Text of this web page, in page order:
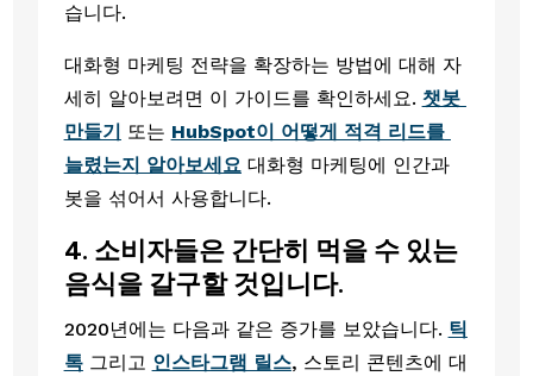
습니다.
대화형 마케팅 전략을 확장하는 방법에 대해 자
세히 알아보려면 이 가이드를 확인하세요. 챗봇
만들기
또는 HubSpot이 어떻게 적격 리드를
늘렸는지 알아보세요 대화형 마케팅에 인간과
봇을 섞어서 사용합니다.
4. 소비자들은 간단히 먹을 수 있는
음식을 갈구할 것입니다.
2020년에는 다음과 같은 증가를 보았습니다. 틱
톡 그리고 인스타그램 릴스, 스토리 콘텐츠에 대